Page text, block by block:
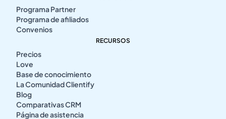
Programa Partner
Programa de afiliados
Convenios
RECURSOS
Precios
Love
Base de conocimiento
La Comunidad Clientify
Blog
Comparativas CRM
Página de asistencia